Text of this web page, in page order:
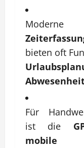
Moderne
bieten oft
Für
ist die
mobile